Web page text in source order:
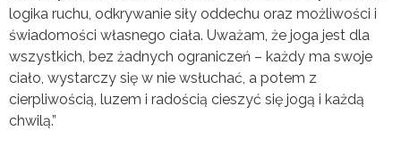
logika ruchu, odkrywanie siły oddechu oraz możliwości i
świadomości własnego ciała. Uważam, że joga jest dla
wszystkich, bez żadnych ograniczeń – każdy ma swoje
ciało, wystarczy się w nie wsłuchać, a potem z
cierpliwością, luzem i radością cieszyć się jogą i każdą
chwilą.”